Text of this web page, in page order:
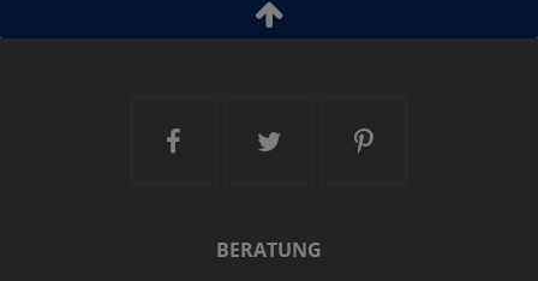
Ski and More auf Facebook
Ski and More auf
Ski and More
BERATUNG